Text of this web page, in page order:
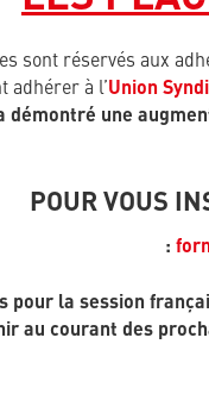
sont réservés aux
adhérer à l’Union
démontré une
POUR VOUS
:
pour la session
au courant des